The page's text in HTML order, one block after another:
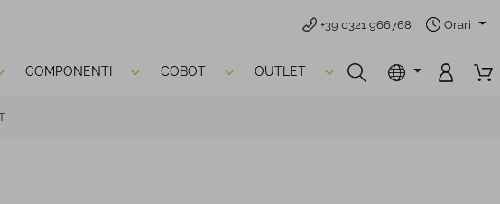
+39 0321 966768 Orari
COMPONENTI COBOT OUTLET